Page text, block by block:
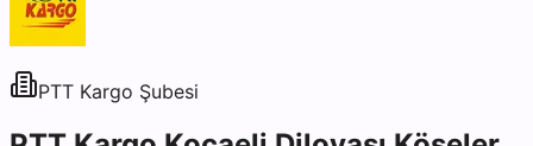
PTT Kargo Şubesi